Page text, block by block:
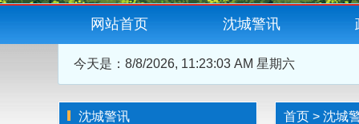
网站首页 沈城警讯
今天是： 8/8/2026, 11:23:05 AM 星期六
沈城警讯 首页 > 沈城